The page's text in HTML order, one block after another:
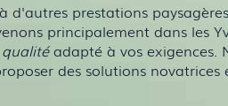
d'autres prestations
principalement dans les
adapté à vos exigences.
des solutions novatrices